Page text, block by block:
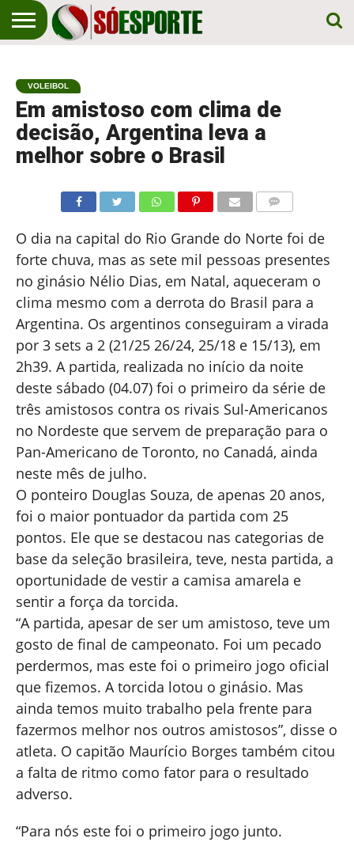
EM
PRIMEIRO
ESPORTE
VOLEIBOL
Em amistoso com clima de
decisão, Argentina leva a
melhor sobre o Brasil
O dia na capital do Rio Grande do Norte foi de
forte chuva, mas as sete mil pessoas presentes
no ginásio Nélio Dias, em Natal, aqueceram o
clima mesmo com a derrota do Brasil para a
Argentina. Os argentinos conseguiram a virada
por 3 sets a 2 (21/25 26/24, 25/18 e 15/13), em
2h39. A partida, realizada no início da noite
deste sábado (04.07) foi o primeiro da série de
três amistosos contra os rivais Sul-Americanos
no Nordeste que servem de preparação para o
Pan-Americano de Toronto, no Canadá, ainda
neste mês de julho.
O ponteiro Douglas Souza, de apenas 20 anos,
foi o maior pontuador da partida com 25
pontos. Ele que se destacou nas categorias de
base da seleção brasileira, teve, nesta partida, a
oportunidade de vestir a camisa amarela e
sentir a força da torcida.
“A partida, apesar de ser um amistoso, teve um
gosto de final de campeonato. Foi um pecado
perdermos, mas este foi o primeiro jogo oficial
que fizemos. A torcida lotou o ginásio. Mas
ainda temos muito trabalho pela frente para
fazermos melhor nos outros amistosos”, disse o
atleta. O capitão Maurício Borges também citou
a falta de ritmo como fator para o resultado
adverso.
“Para nós este foi o primeiro jogo junto.